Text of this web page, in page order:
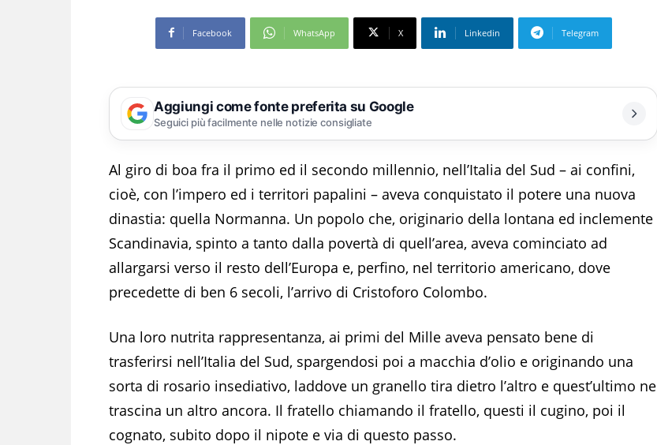
Facebook WhatsApp X Linkedin Telegram
Aggiungi come fonte preferita su Google
Seguici più facilmente nelle notizie consigliate
Al giro di boa fra il primo ed il secondo millennio, nell’Italia del Sud – ai confini,
cioè, con l’impero ed i territori papalini – aveva conquistato il potere una nuova
dinastia: quella Normanna. Un popolo che, originario della lontana ed inclemente
Scandinavia, spinto a tanto dalla povertà di quell’area, aveva cominciato ad
allargarsi verso il resto dell’Europa e, perfino, nel territorio americano, dove
precedette di ben 6 secoli, l’arrivo di Cristoforo Colombo.
Una loro nutrita rappresentanza, ai primi del Mille aveva pensato bene di
trasferirsi nell’Italia del Sud, spargendosi poi a macchia d’olio e originando una
sorta di rosario insediativo, laddove un granello tira dietro l’altro e quest’ultimo ne
trascina un altro ancora. Il fratello chiamando il fratello, questi il cugino, poi il
cognato, subito dopo il nipote e via di questo passo.